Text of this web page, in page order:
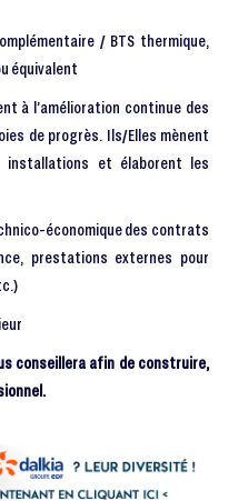
/ BTS thermique,
équivalent
à l’amélioration continue des
de progrès. Ils/Elles mènent
et élaborent les
économique des contrats
prestations externes pour
conseillera afin de construire,